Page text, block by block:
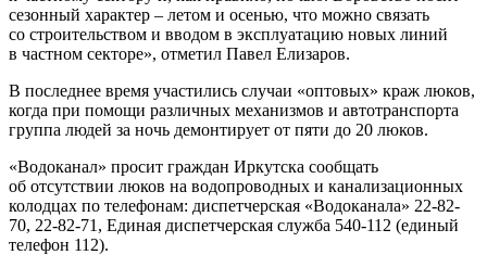
сезонный характер – летом и осенью, что можно связать
со строительством и вводом в эксплуатацию новых линий
в частном секторе», отметил Павел Елизаров.
В последнее время участились случаи «оптовых» краж люков,
когда при помощи различных механизмов и автотранспорта
группа людей за ночь демонтирует от пяти до 20 люков.
«Водоканал» просит граждан Иркутска сообщать
об отсутствии люков на водопроводных и канализационных
колодцах по телефонам: диспетчерская «Водоканала» 22-82-
70, 22-82-71, Единая диспетчерская служба 540-112 (единый
телефон 112).